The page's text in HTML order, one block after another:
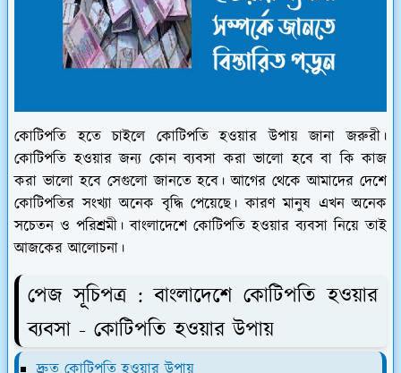
কোটিপতি হতে চাইলে কোটিপতি হওয়ার উপায় জানা জরুরী।
কোটিপতি হওয়ার জন্য কোন ব্যবসা করা ভালো হবে বা কি কাজ
করা ভালো হবে সেগুলো জানতে হবে। আগের থেকে আমাদের দেশে
কোটিপতির সংখ্যা অনেক বৃদ্ধি পেয়েছে। কারণ মানুষ এখন অনেক
সচেতন ও পরিশ্রমী। বাংলাদেশে কোটিপতি হওয়ার ব্যবসা নিয়ে তাই
আজকের আলোচনা।
পেজ সূচিপত্র : বাংলাদেশে কোটিপতি হওয়ার
ব্যবসা - কোটিপতি হওয়ার উপায়